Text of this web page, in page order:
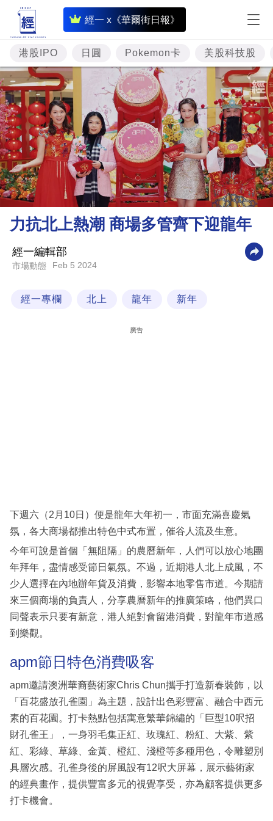
經一 x《華爾街日報》
即
時
財
經
投
資
樓
市
理
財
業
閱
專
港股IPO 日圓 Pokemon卡 美股科技股
力抗北上熱潮 商場多管齊下迎龍年
經一編輯部
市場動態 Feb 5 2024
經一專欄 北上 龍年 新年
廣告
下週六（2月10日）便是龍年大年初一，市面充滿喜慶氣
氛，各大商場都推出特色中式布置，催谷人流及生意。
今年可說是首個「無阻隔」的農曆新年，人們可以放心地團
年拜年，盡情感受節日氣氛。不過，近期港人北上成風，不
少人選擇在內地辦年貨及消費，影響本地零售市道。今期請
來三個商場的負責人，分享農曆新年的推廣策略，他們異口
同聲表示只要有新意，港人絕對會留港消費，對龍年市道感
到樂觀。
apm節日特色消費吸客
apm邀請澳洲華裔藝術家Chris Chun攜手打造新春裝飾，以
「百花盛放孔雀園」為主題，設計出色彩豐富、融合中西元
素的百花園。打卡熱點包括寓意繁華錦繡的「巨型10呎招
財孔雀王」，一身羽毛集正紅、玫瑰紅、粉紅、大紫、紫
紅、彩綠、草綠、金黃、橙紅、淺橙等多種用色，令雕塑別
具層次感。孔雀身後的屏風設有12呎大屏幕，展示藝術家
的經典畫作，提供豐富多元的視覺享受，亦為顧客提供更多
打卡機會。